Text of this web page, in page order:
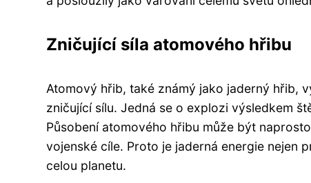
Zničující síla atomového hřibu
Atomový hřib, také známý jako jaderný hřib,
zničující sílu. Jedná se o explozi výsledkem
Působení atomového hřibu může být
vojenské cíle. Proto je jaderná energie nejen
celou planetu.